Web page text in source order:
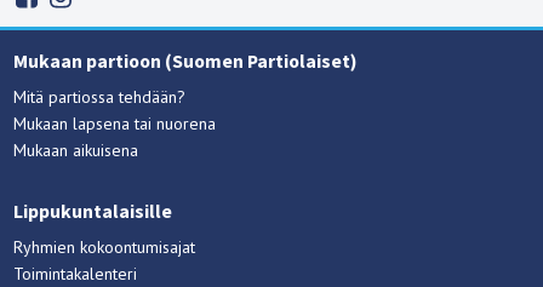
Mukaan partioon (Suomen Partiolaiset)
Mitä partiossa tehdään?
Mukaan lapsena tai nuorena
Mukaan aikuisena
Lippukuntalaisille
Ryhmien kokoontumisajat
Toimintakalenteri